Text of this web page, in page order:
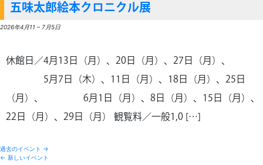
五味太郎絵本クロニクル展
2026年4月11 – 7月5日
休館日／4月13日（月）、20日（月）、27日（月）、
5月7日（木）、11日（月）、18日（月）、25日
（月）、 6月1日（月）、8日（月）、15日（月）、
22日（月）、29日（月） 観覧料／一般1,0 […]
過去のイベント →
← 新しいイベント